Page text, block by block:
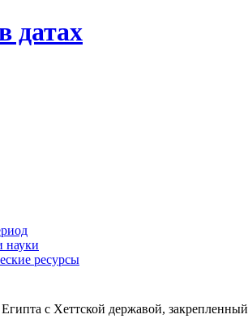
датах
науки
ресурсы
с Хеттской державой,